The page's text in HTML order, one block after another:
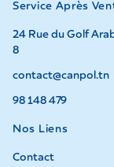
Service Après
24 Rue du Golf
8
contact@canpol.tn
98 148 479
Nos Liens
Contact